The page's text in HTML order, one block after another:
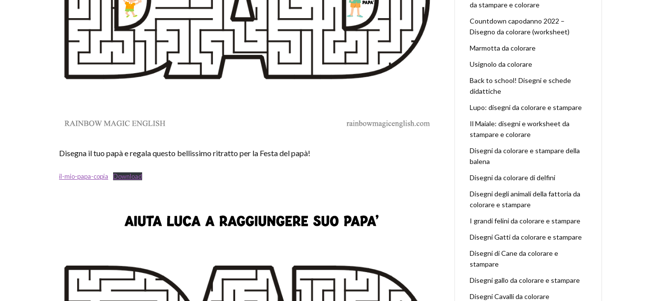
Disegna il tuo papà e regala questo bellissimo ritratto per la Festa del papà!
il-mio-papa-copia Download
da stampare e colorare
Countdown capodanno 2022 –
Disegno da colorare (worksheet)
Marmotta da colorare
Usignolo da colorare
Back to school! Disegni e schede
didattiche
Lupo: disegni da colorare e stampare
Il Maiale: disegni e worksheet da
stampare e colorare
Disegni da colorare e stampare della
balena
Disegni da colorare di delfini
Disegni degli animali della fattoria da
colorare e stampare
I grandi felini da colorare e stampare
Disegni Gatti da colorare e stampare
Disegni di Cane da colorare e
stampare
Disegni gallo da colorare e stampare
Disegni Cavalli da colorare